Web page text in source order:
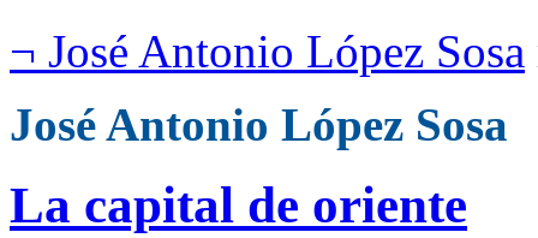
¬ José Antonio López Sosa
José Antonio López Sosa
La capital de oriente